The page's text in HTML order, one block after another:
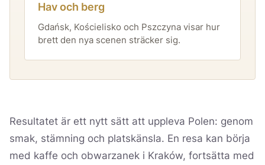
Hav och berg
Gdańsk, Kościelisko och Pszczyna visar hur
brett den nya scenen sträcker sig.
Resultatet är ett nytt sätt att uppleva Polen: genom
smak, stämning och platskänsla. En resa kan börja
med kaffe och obwarzanek i Kraków, fortsätta med